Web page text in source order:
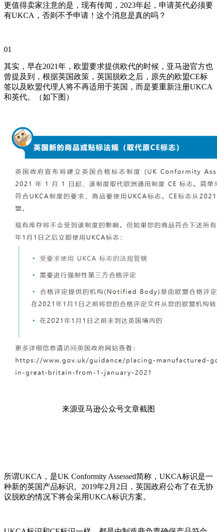
更值得卖家注意的是，现有传闻，2023年起，申请英代必须要
有UKCA，否则不予申请！这个消息是真的吗？
01
其实，早在2021年，欧盟要求提供欧代的时候，亚马逊官方也
曾提及到，根据英国政策，英国脱欧之后，原先的欧盟CE标
签以及欧盟代理人将不再适用于英国，而是要重新注册UKCA
和英代。（如下图）
来源亚马逊公众号文章截图
所谓UKCA，是UK Conformity Assessed简称，UKCA标识是一
种新的英国产品标识。2019年2月2日，英国政府公布了在无协
议脱欧的情况下将会采用UKCA标识方案。